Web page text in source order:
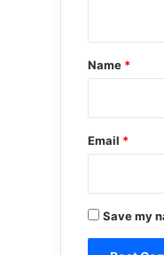
*
Name *
Email *
Save my